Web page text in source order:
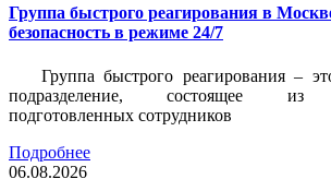
Группа быстрого реагирования в
безопасность в режиме 24/7
Группа быстрого реагирования –
подразделение, состоящее из
подготовленных сотрудников
Подробнее
06.08.2026